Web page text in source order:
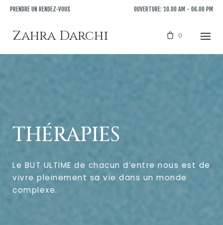
Skip
content
PRENDRE UN RENDEZ-VOUS OUVERTURE: 10.00 AM - 06.00 PM
Zahra Darchi 0
THÉRAPIES
Le BUT ULTIME de chacun d’entre nous est de
vivre pleinement sa vie dans un monde
complexe.